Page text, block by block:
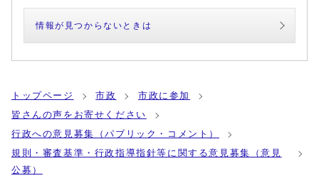
情報が見つからないときは
トップページ 市政
市政に参加
皆さんの声をお寄せください
行政への意見募集（パブリック・コメント）
規則・審査基準・行政指導指針等に関する意見募集（意見
公募）